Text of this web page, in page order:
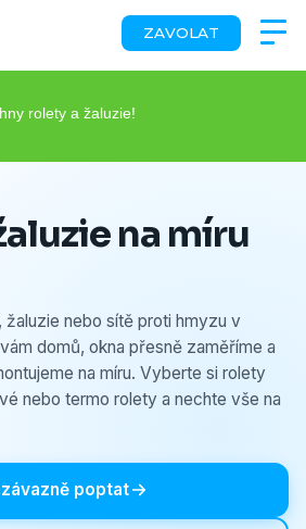
rolety a žaluzie!
ZAVOLAT
na míru
žaluzie nebo sítě proti hmyzu v
domů, okna přesně zaměříme a
na míru. Vyberte si rolety
nebo termo rolety a nechte vše na
poptat